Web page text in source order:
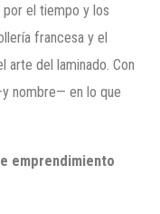
por el tiempo y los
francesa y el
arte del laminado. Con
nombre— en lo que
emprendimiento